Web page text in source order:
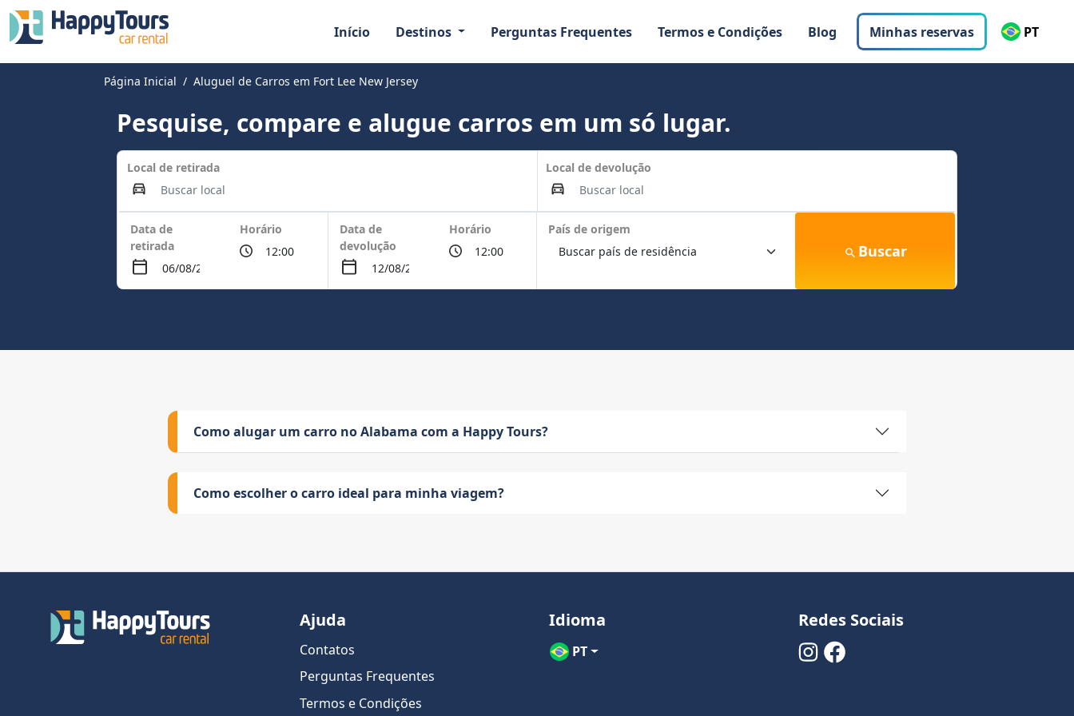
Início Destinos Perguntas Frequentes Termos e Condições Blog Minhas reservas PT
Página Inicial Aluguel de Carros em Fort Lee New Jersey
Pesquise, compare e alugue carros em um só lugar.
Local de retirada Local de devolução
Data de
retirada
Horário
Data de
devolução
Horário País de origem
Buscar
Como alugar um carro no Alabama com a Happy Tours?
Como escolher o carro ideal para minha viagem?
Ajuda
Contatos
Perguntas Frequentes
Termos e Condições
Idioma
PT
Redes Sociais